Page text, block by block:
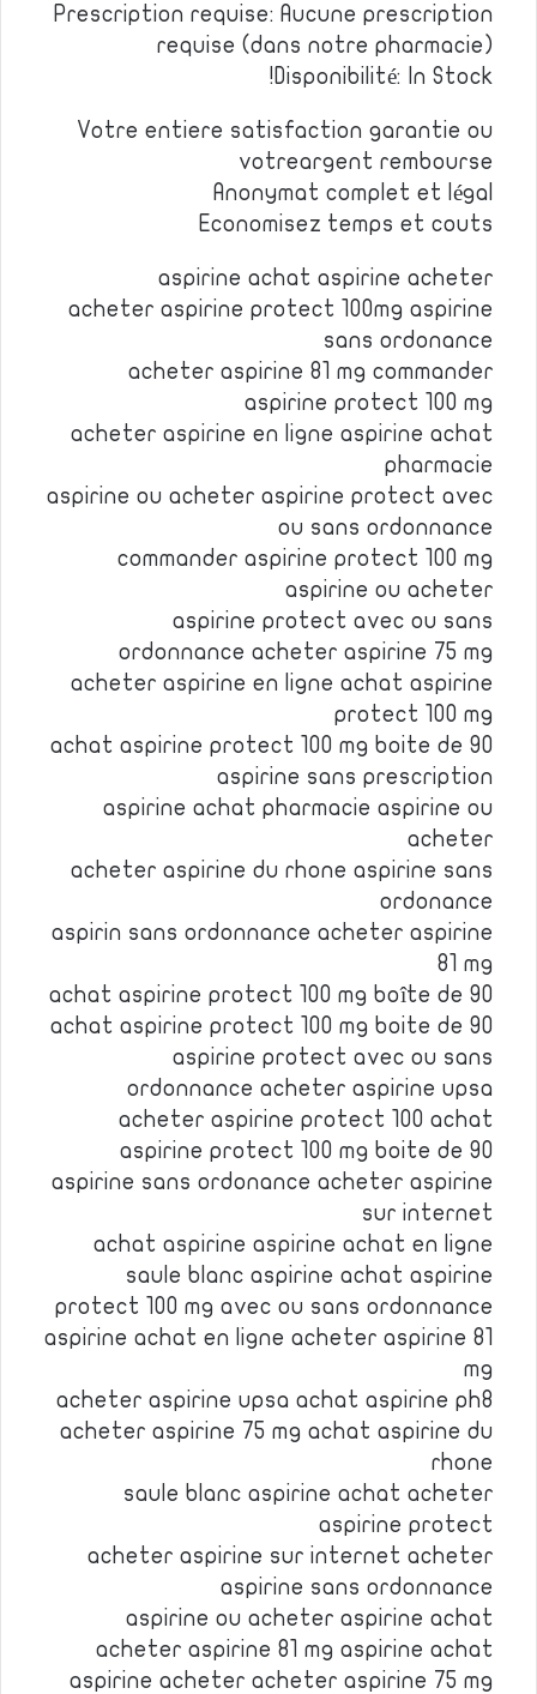
Prescription requise: Aucune prescription
requise (dans notre pharmacie)
Disponibilité: In Stock!
Votre entiere satisfaction garantie ou
votreargent rembourse
Anonymat complet et légal
Economisez temps et couts
aspirine achat aspirine acheter
acheter aspirine protect 100mg aspirine
sans ordonance
acheter aspirine 81 mg commander
aspirine protect 100 mg
acheter aspirine en ligne aspirine achat
pharmacie
aspirine ou acheter aspirine protect avec
ou sans ordonnance
commander aspirine protect 100 mg
aspirine ou acheter
aspirine protect avec ou sans
ordonnance acheter aspirine 75 mg
acheter aspirine en ligne achat aspirine
protect 100 mg
achat aspirine protect 100 mg boite de 90
aspirine sans prescription
aspirine achat pharmacie aspirine ou
acheter
acheter aspirine du rhone aspirine sans
ordonance
aspirin sans ordonnance acheter aspirine
81 mg
achat aspirine protect 100 mg boîte de 90
achat aspirine protect 100 mg boite de 90
aspirine protect avec ou sans
ordonnance acheter aspirine upsa
acheter aspirine protect 100 achat
aspirine protect 100 mg boite de 90
aspirine sans ordonance acheter aspirine
sur internet
achat aspirine aspirine achat en ligne
saule blanc aspirine achat aspirine
protect 100 mg avec ou sans ordonnance
aspirine achat en ligne acheter aspirine 81
mg
acheter aspirine upsa achat aspirine ph8
acheter aspirine 75 mg achat aspirine du
rhone
saule blanc aspirine achat acheter
aspirine protect
acheter aspirine sur internet acheter
aspirine sans ordonnance
aspirine ou acheter aspirine achat
acheter aspirine 81 mg aspirine achat
aspirine acheter acheter aspirine 75 mg